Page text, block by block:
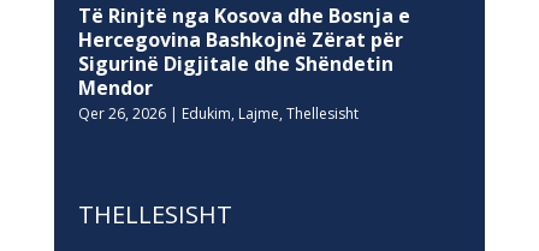
Të Rinjtë nga Kosova dhe Bosnja e
Hercegovina Bashkojnë Zërat për
Sigurinë Digjitale dhe Shëndetin
Mendor
Qer 26, 2026| Edukim, Lajme, Thellesisht
THELLESISHT